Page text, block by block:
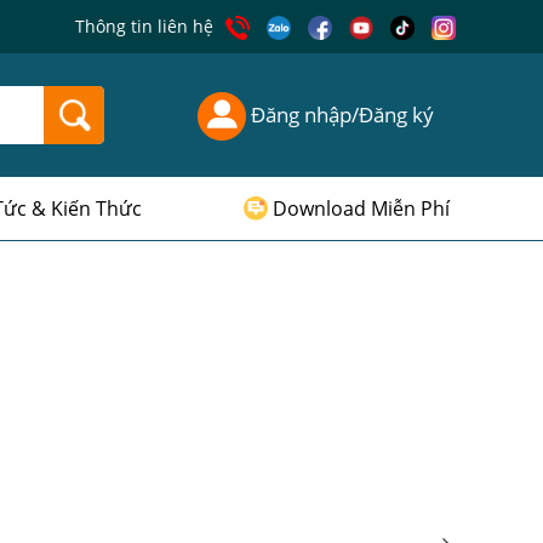
Thông tin liên hệ
Đăng nhập/Đăng ký
& Kiến Thức Download Miễn Phí